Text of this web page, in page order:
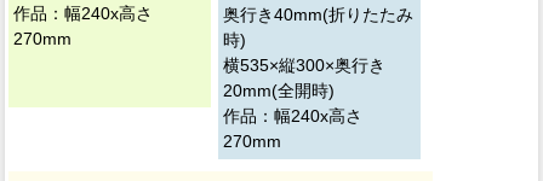
作品：幅240x高さ
270mm
奥行き40mm(折りたたみ
時)
横535×縦300×奥行き
20mm(全開時)
作品：幅240x高さ
270mm